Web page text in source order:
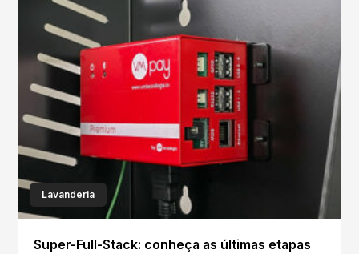
Lavanderia
Super-Full-Stack: conheça as últimas etapas